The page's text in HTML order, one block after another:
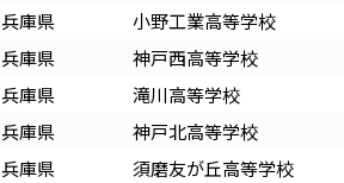
兵庫県
小野工業高等学校
兵庫県
神戸西高等学校
兵庫県
滝川高等学校
兵庫県
神戸北高等学校
兵庫県
須磨友が丘高等学校